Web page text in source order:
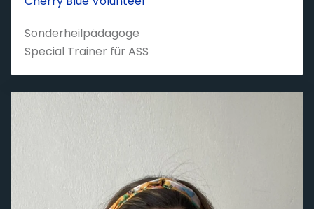
Sonderheilpädagoge
Special Trainer für ASS